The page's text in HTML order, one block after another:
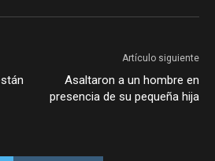
Artículo siguiente
Asaltaron a un hombre en
presencia de su pequeña hija